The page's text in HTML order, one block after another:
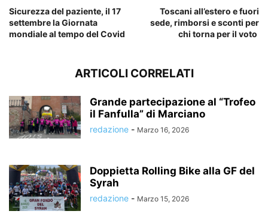
Sicurezza del paziente, il 17
settembre la Giornata
mondiale al tempo del Covid
Toscani all’estero e fuori
sede, rimborsi e sconti per
chi torna per il voto
ARTICOLI CORRELATI
Grande partecipazione al “Trofeo
il Fanfulla” di Marciano
redazione - Marzo 16, 2026
Doppietta Rolling Bike alla GF del
Syrah
redazione - Marzo 15, 2026